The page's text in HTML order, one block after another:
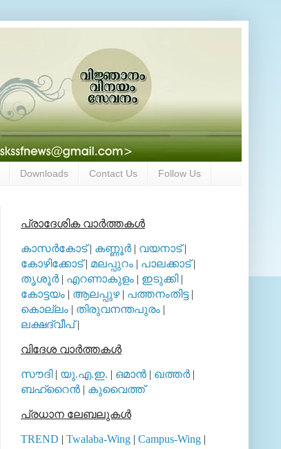
Downloads Contact Us Follow Us
പ്രാദേശിക വാര്‍ത്തകള്‍
കാസര്‍കോട്| കണ്ണൂര്‍| വയനാട്|
കോഴിക്കോട്| മലപ്പുറം | പാലക്കാട്|
തൃശൂര്‍| എറണാകുളം | ഇടുക്കി|
കോട്ടയം | ആലപ്പുഴ| പത്തനംതിട്ട|
കൊല്ലം | തിരുവനന്തപുരം |
ലക്ഷദ്വീപ്|
വിദേശ വാര്‍ത്തകള്‍
സൗദി| യു.എ.ഇ. | ഒമാന്‍ | ഖത്തര്‍|
ബഹ്റൈന്‍ | കുവൈത്ത്
പ്രധാന ലേബലുകള്‍
TREND | Twalaba-Wing | Campus-Wing |